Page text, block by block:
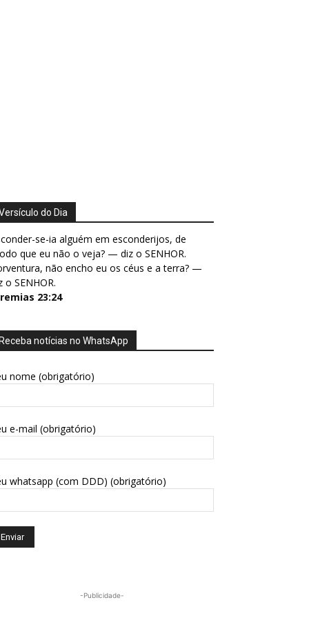
do Dia
se-ia alguém em esconderijos, de
que eu não o veja? — diz o SENHOR.
não encho eu os céus e a terra? —
o SENHOR.
23:24
Receba notícias no WhatsApp
nome (obrigatório)
e-mail (obrigatório)
whatsapp (com DDD) (obrigatório)
-Publicidade-